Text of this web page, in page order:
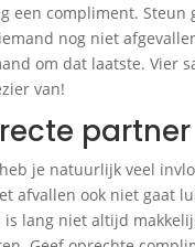
een compliment.
nog niet
om dat laatste. Vier
van!
partner
je natuurlijk veel
afvallen ook niet gaat
lang niet altijd